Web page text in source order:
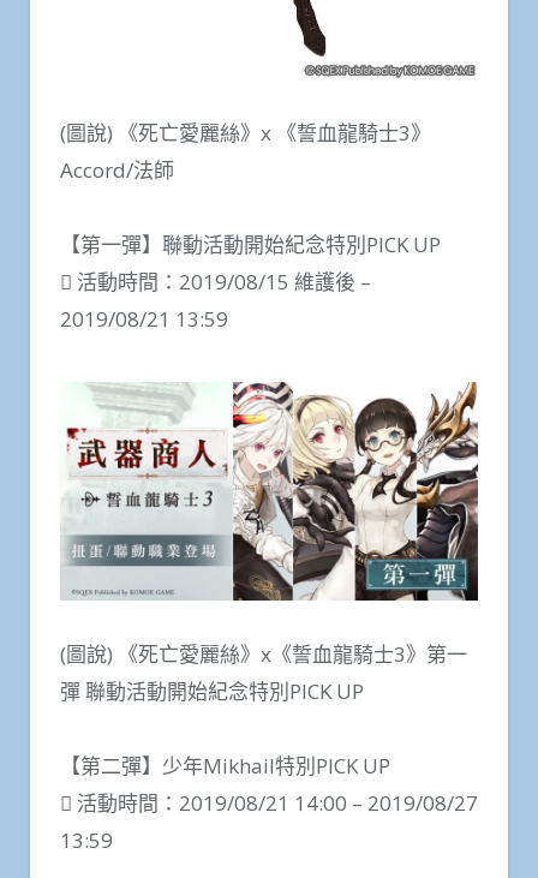
(圖說) 《死亡愛麗絲》x 《誓血龍騎士3》
Accord/法師
【第一彈】聯動活動開始紀念特別PICK UP
 活動時間：2019/08/15 維護後 –
2019/08/21 13:59
(圖說) 《死亡愛麗絲》x《誓血龍騎士3》第一
彈 聯動活動開始紀念特別PICK UP
【第二彈】少年Mikhail特別PICK UP
 活動時間：2019/08/21 14:00 – 2019/08/27
13:59